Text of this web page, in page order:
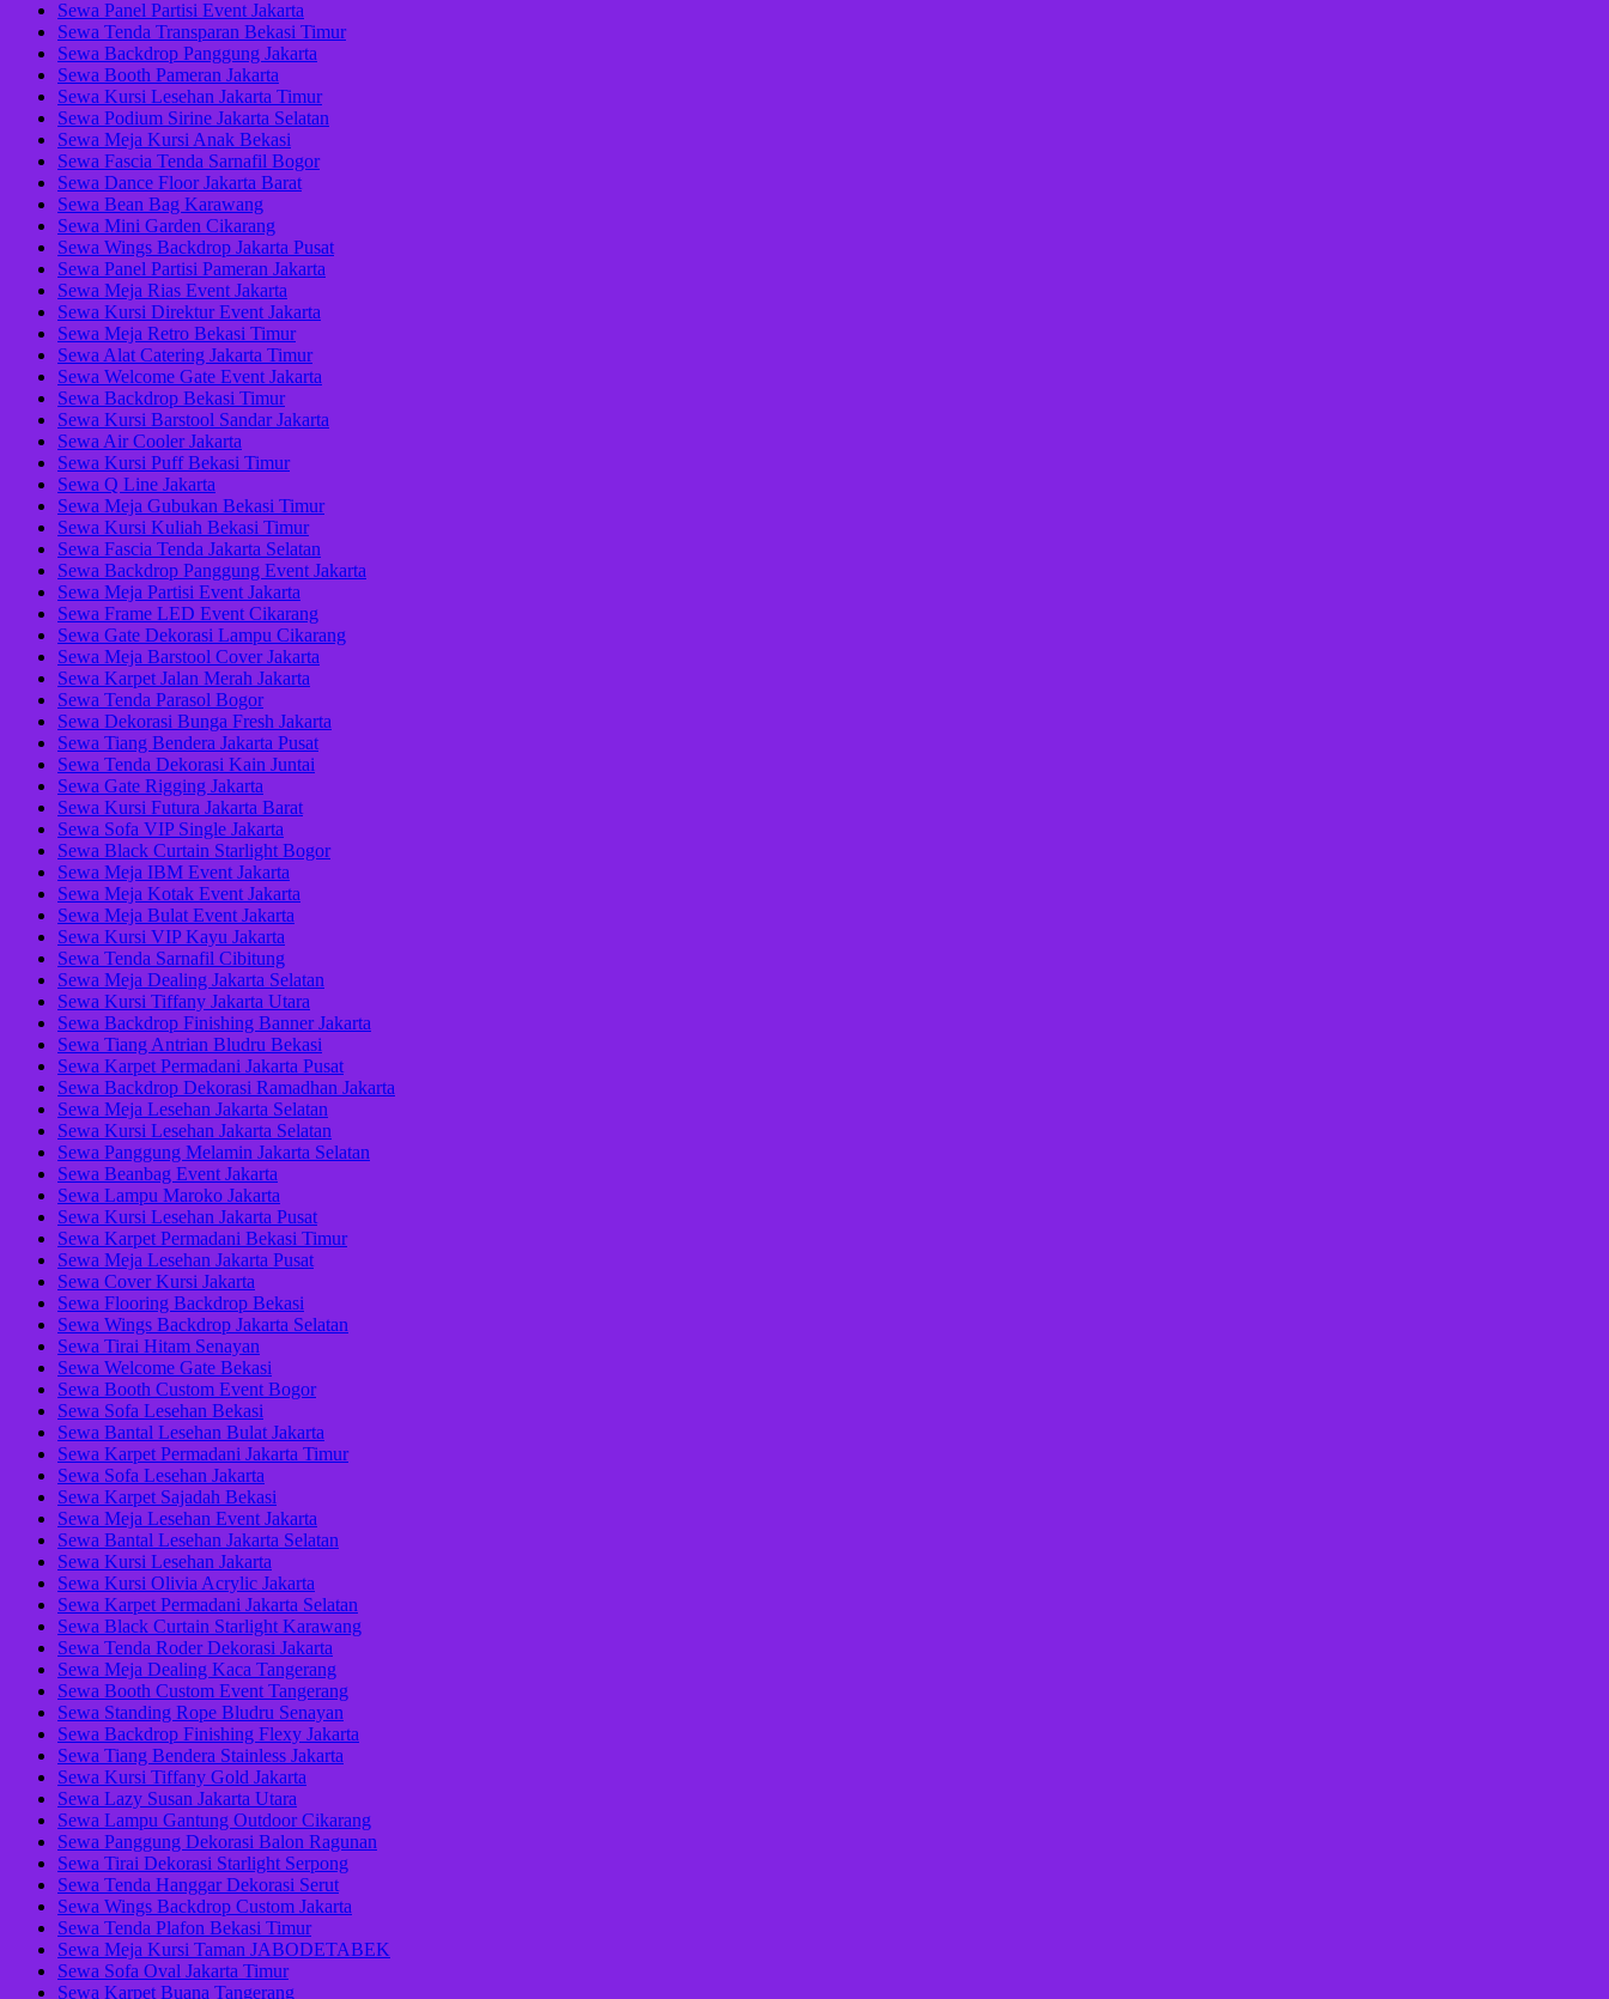
Sewa Panel Partisi Event Jakarta
Sewa Tenda Transparan Bekasi Timur
Sewa Backdrop Panggung Jakarta
Sewa Booth Pameran Jakarta
Sewa Kursi Lesehan Jakarta Timur
Sewa Podium Sirine Jakarta Selatan
Sewa Meja Kursi Anak Bekasi
Sewa Fascia Tenda Sarnafil Bogor
Sewa Dance Floor Jakarta Barat
Sewa Bean Bag Karawang
Sewa Mini Garden Cikarang
Sewa Wings Backdrop Jakarta Pusat
Sewa Panel Partisi Pameran Jakarta
Sewa Meja Rias Event Jakarta
Sewa Kursi Direktur Event Jakarta
Sewa Meja Retro Bekasi Timur
Sewa Alat Catering Jakarta Timur
Sewa Welcome Gate Event Jakarta
Sewa Backdrop Bekasi Timur
Sewa Kursi Barstool Sandar Jakarta
Sewa Air Cooler Jakarta
Sewa Kursi Puff Bekasi Timur
Sewa Q Line Jakarta
Sewa Meja Gubukan Bekasi Timur
Sewa Kursi Kuliah Bekasi Timur
Sewa Fascia Tenda Jakarta Selatan
Sewa Backdrop Panggung Event Jakarta
Sewa Meja Partisi Event Jakarta
Sewa Frame LED Event Cikarang
Sewa Gate Dekorasi Lampu Cikarang
Sewa Meja Barstool Cover Jakarta
Sewa Karpet Jalan Merah Jakarta
Sewa Tenda Parasol Bogor
Sewa Dekorasi Bunga Fresh Jakarta
Sewa Tiang Bendera Jakarta Pusat
Sewa Tenda Dekorasi Kain Juntai
Sewa Gate Rigging Jakarta
Sewa Kursi Futura Jakarta Barat
Sewa Sofa VIP Single Jakarta
Sewa Black Curtain Starlight Bogor
Sewa Meja IBM Event Jakarta
Sewa Meja Kotak Event Jakarta
Sewa Meja Bulat Event Jakarta
Sewa Kursi VIP Kayu Jakarta
Sewa Tenda Sarnafil Cibitung
Sewa Meja Dealing Jakarta Selatan
Sewa Kursi Tiffany Jakarta Utara
Sewa Backdrop Finishing Banner Jakarta
Sewa Tiang Antrian Bludru Bekasi
Sewa Karpet Permadani Jakarta Pusat
Sewa Backdrop Dekorasi Ramadhan Jakarta
Sewa Meja Lesehan Jakarta Selatan
Sewa Kursi Lesehan Jakarta Selatan
Sewa Panggung Melamin Jakarta Selatan
Sewa Beanbag Event Jakarta
Sewa Lampu Maroko Jakarta
Sewa Kursi Lesehan Jakarta Pusat
Sewa Karpet Permadani Bekasi Timur
Sewa Meja Lesehan Jakarta Pusat
Sewa Cover Kursi Jakarta
Sewa Flooring Backdrop Bekasi
Sewa Wings Backdrop Jakarta Selatan
Sewa Tirai Hitam Senayan
Sewa Welcome Gate Bekasi
Sewa Booth Custom Event Bogor
Sewa Sofa Lesehan Bekasi
Sewa Bantal Lesehan Bulat Jakarta
Sewa Karpet Permadani Jakarta Timur
Sewa Sofa Lesehan Jakarta
Sewa Karpet Sajadah Bekasi
Sewa Meja Lesehan Event Jakarta
Sewa Bantal Lesehan Jakarta Selatan
Sewa Kursi Lesehan Jakarta
Sewa Kursi Olivia Acrylic Jakarta
Sewa Karpet Permadani Jakarta Selatan
Sewa Black Curtain Starlight Karawang
Sewa Tenda Roder Dekorasi Jakarta
Sewa Meja Dealing Kaca Tangerang
Sewa Booth Custom Event Tangerang
Sewa Standing Rope Bludru Senayan
Sewa Backdrop Finishing Flexy Jakarta
Sewa Tiang Bendera Stainless Jakarta
Sewa Kursi Tiffany Gold Jakarta
Sewa Lazy Susan Jakarta Utara
Sewa Lampu Gantung Outdoor Cikarang
Sewa Panggung Dekorasi Balon Ragunan
Sewa Tirai Dekorasi Starlight Serpong
Sewa Tenda Hanggar Dekorasi Serut
Sewa Wings Backdrop Custom Jakarta
Sewa Tenda Plafon Bekasi Timur
Sewa Meja Kursi Taman JABODETABEK
Sewa Sofa Oval Jakarta Timur
Sewa Karpet Buana Tangerang